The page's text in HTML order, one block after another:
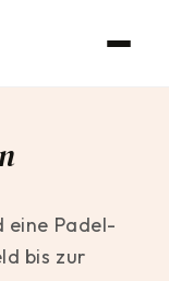
eine Padel-
bis zur